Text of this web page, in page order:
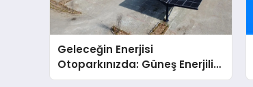
Geleceğin Enerjisi
Otoparkınızda: Güneş Enerjili
Carport (Solar Otopark)